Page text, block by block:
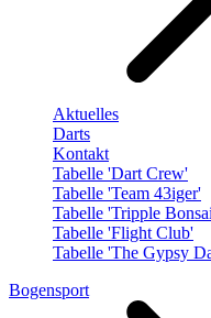
Aktuelles
Darts
Kontakt
Tabelle 'Dart Crew'
Tabelle 'Team 43iger'
Tabelle 'Tripple
Tabelle 'Flight Club'
Tabelle 'The Gypsy
Bogensport